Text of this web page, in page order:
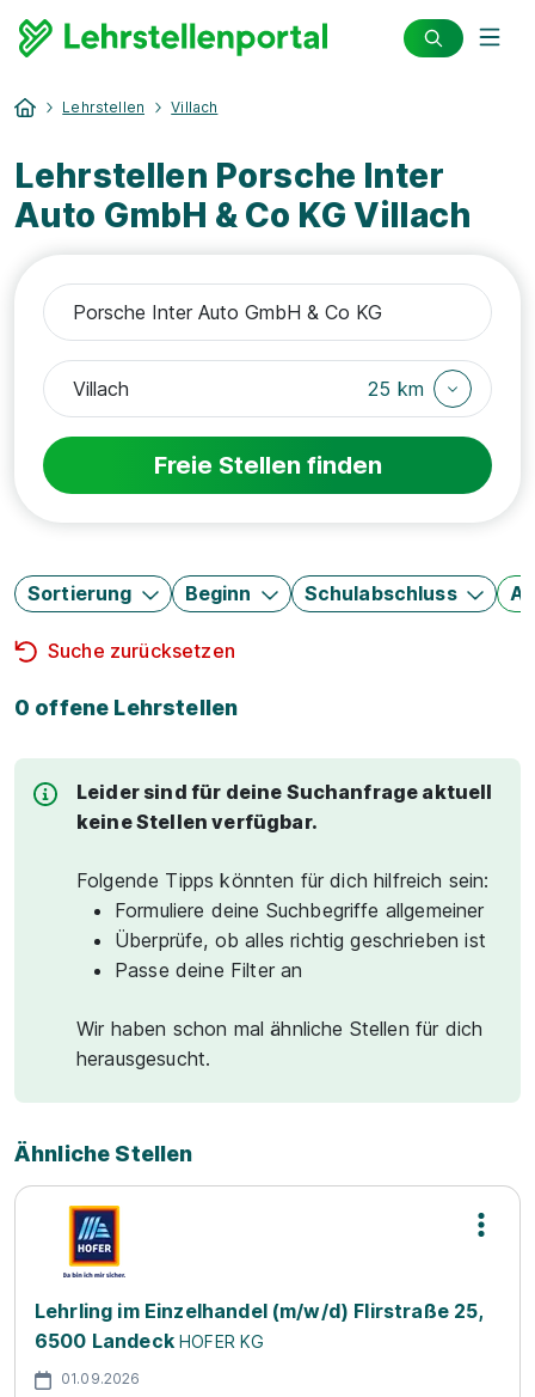
Lehrstellen Villach
Lehrstellen Porsche Inter
Auto GmbH & Co KG Villach
25 km
Freie Stellen finden
Sortierung Beginn Schulabschluss
Suche zurücksetzen
0 offene Lehrstellen
Leider sind für deine Suchanfrage aktuell
keine Stellen verfügbar.
Folgende Tipps könnten für dich hilfreich sein:
Formuliere deine Suchbegriffe allgemeiner
Überprüfe, ob alles richtig geschrieben ist
Passe deine Filter an
Wir haben schon mal ähnliche Stellen für dich
herausgesucht.
Ähnliche Stellen
Lehrling im Einzelhandel (m/w/d) Flirstraße 25,
6500 Landeck HOFER KG
01.09.2026